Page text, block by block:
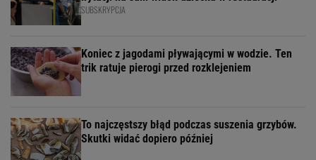
SUBSKRYPCJA
Koniec z jagodami pływającymi w wodzie. Ten
trik ratuje pierogi przed rozklejeniem
To najczęstszy błąd podczas suszenia grzybów.
Skutki widać dopiero później